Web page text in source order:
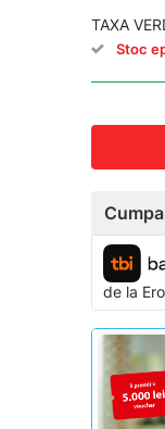
TAXA
Stoc
de la